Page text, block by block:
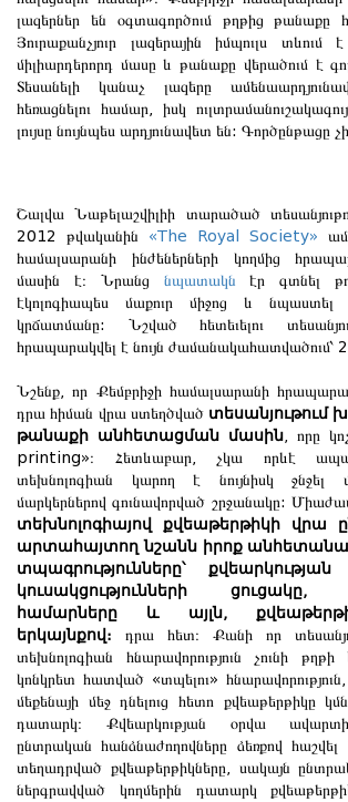
լազերներ են օգտագործում թղթից թանաքը
Յուրաքանչյուր լազերային իմպուլս տևում
միլիարդերորդ մասը և թանաքը վերածում է
Տեսանելի կանաչ լազերը
հեռացնելու համար, իսկ
լույսը նույնպես արդյունավետ են: Գործընթացը
Շալվա Նաթելաշվիլիի տարածած
2012 թվականին «The Royal Society»
համալսարանի ինժեներների կողմից
մասին է։ Նրանց նպատակն էր գտնել
էկոլոգիապես մաքուր միջոց և նպաստել
կրճատմանը: Նշված հետեւելու
հրապարակվել է նույն ժամանակահատվածում՝
Նշենք, որ Քեմբրիջի համալսարանի
դրա հիման վրա ստեղծված տեսանյութում
թանաքի անհետացման մասին , որը
printing»։ Հետևաբար, չկա որևէ
տեխնոլոգիան կարող է նույնիսկ ջնջել
մարկերներով գունավորված շրջանակը:
տեխնոլոգիայով քվեաթերթիկի վրա
արտահայտող նշանն իրոք
տպագրությունները՝
կուսակցությունների ցուցակը,
համարները և այլն,
երկայնքով։ դրա հետ։ Քանի որ
տեխնոլոգիան հնարավորություն չունի
կոնկրետ հատված «տպելու» հնարավորություն,
մեքենայի մեջ դնելուց հետո քվեաթերթիկը
դատարկ։ Քվեարկության օրվա
ընտրական հանձնաժողովները ձեռքով հաշվել
տեղադրված քվեաթերթիկները, սակայն
ներգրավված կողմերին դատարկ